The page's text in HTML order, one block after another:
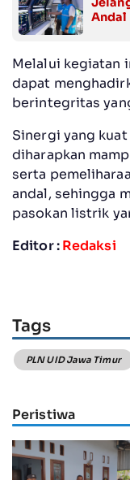
Andal
Melalui kegiatan
dapat
berintegritas
Sinergi yang
diharapkan
serta
andal, sehingga
pasokan listrik
Editor :Redaksi
Tags
PLN UID Jawa Timur
Peristiwa